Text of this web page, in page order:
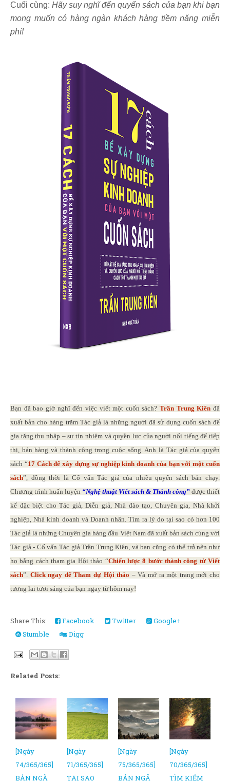
Cuối cùng: Hãy suy nghĩ đến quyển sách của bạn khi bạn
mong muốn có hàng ngàn khách hàng tiềm năng miễn
phí!
Bạn đã bao giờ nghĩ đến việc viết một cuốn sách?Trần Trung Kiên đã
xuất bản cho hàng trăm Tác giả là những người đã sử dụng cuốn sách để
gia tăng thu nhập – sự tín nhiệm và quyền lực của người nổi tiếng để tiếp
thị, bán hàng và thành công trong cuộc sống. Anh là Tác giả của quyển
sách “17 Cách để xây dựng sự nghiệp kinh doanh của bạn với một cuốn
sách”, đồng thời là Cố vấn Tác giả của nhiều quyển sách bán chạy.
Chương trình huấn luyện “Nghệ thuật Viết sách & Thành công” được thiết
kế đặc biệt cho Tác giả, Diễn giả, Nhà đào tạo, Chuyên gia, Nhà khởi
nghiệp, Nhà kinh doanh và Doanh nhân. Tìm ra lý do tại sao có hơn 100
Tác giả là những Chuyên gia hàng đầu Việt Nam đã xuất bản sách cùng với
Tác giả - Cố vấn Tác giả Trần Trung Kiên, và bạn cũng có thể trở nên như
họ bằng cách tham gia Hội thảo “Chiến lược 8 bước thành công từ Viết
sách”. Click ngay để Tham dự Hội thảo – Và mở ra một trang mới cho
tương lai tươi sáng của bạn ngay từ hôm nay!
Share This: Facebook Twitter
Google+
Stumble
Digg
Related Posts:
[Ngày
74/365/365]
BẢN NGÃ
[Ngày
71/365/365]
TẠI SAO
[Ngày
75/365/365]
BẢN NGÃ
[Ngày
70/365/365]
TÌM KIẾM